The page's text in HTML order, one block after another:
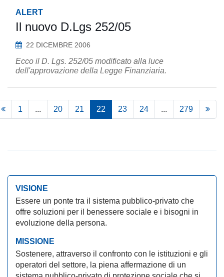
ALERT
Il nuovo D.Lgs 252/05
22 DICEMBRE 2006
Ecco il D. Lgs. 252/05 modificato alla luce
dell'approvazione della Legge Finanziaria.
1 ... 20 21 22 23 24 ... 279
VISIONE
Essere un ponte tra il sistema pubblico-privato che
offre soluzioni per il benessere sociale e i bisogni in
evoluzione della persona.
MISSIONE
Sostenere, attraverso il confronto con le istituzioni e gli
operatori del settore, la piena affermazione di un